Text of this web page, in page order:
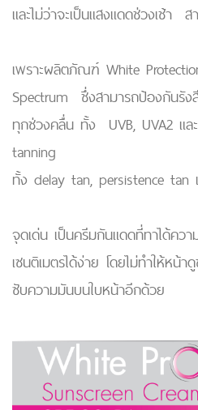
และไม่ว่าจะเป็นแสงแดดช่วงเช้า
เพราะผลิตภัณฑ์ White
Spectrum ชึ่งสามารถป้องกันรั
ทุกช่วงคลื่น ทั้ง UVB, UVA2 แล
tanning
ทั้ง delay tan, persistence tan
จุดเด่น เป็นครีมกันแดดที่ทาได้คว
เซนติเมตรได้ง่าย โดยไม่ทำให้ห
ซับความมันบนใบหน้าอีกด้วย